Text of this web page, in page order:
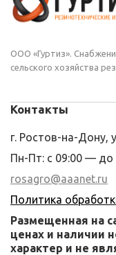
ООО «Гуртиз».
сельского хозяйства
Контакты
г. Ростов-на-Дону,
Пн-Пт: с 09:00 — до
rosagro@aaanet.ru
Политика
Размещенная на
ценах и наличии
характер и не